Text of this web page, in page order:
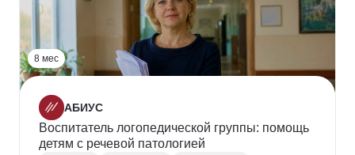
8 мес
АБИУС
Воспитатель логопедической группы: помощь
детям с речевой патологией